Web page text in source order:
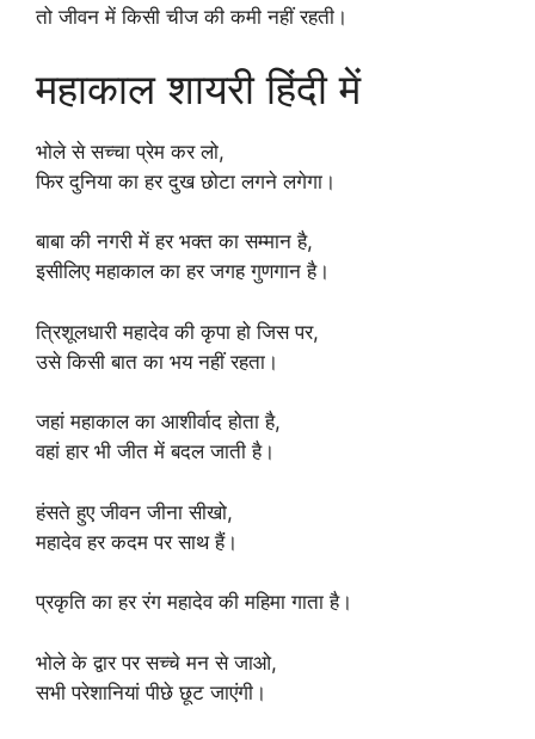
तो जीवन में किसी चीज की कमी नहीं रहती।
महाकाल शायरी हिंदी में
भोले से सच्चा प्रेम कर लो,
फिर दुनिया का हर दुख छोटा लगने लगेगा।
बाबा की नगरी में हर भक्त का सम्मान है,
इसीलिए महाकाल का हर जगह गुणगान है।
त्रिशूलधारी महादेव की कृपा हो जिस पर,
उसे किसी बात का भय नहीं रहता।
जहां महाकाल का आशीर्वाद होता है,
वहां हार भी जीत में बदल जाती है।
हंसते हुए जीवन जीना सीखो,
महादेव हर कदम पर साथ हैं।
प्रकृति का हर रंग महादेव की महिमा गाता है।
भोले के द्वार पर सच्चे मन से जाओ,
सभी परेशानियां पीछे छूट जाएंगी।